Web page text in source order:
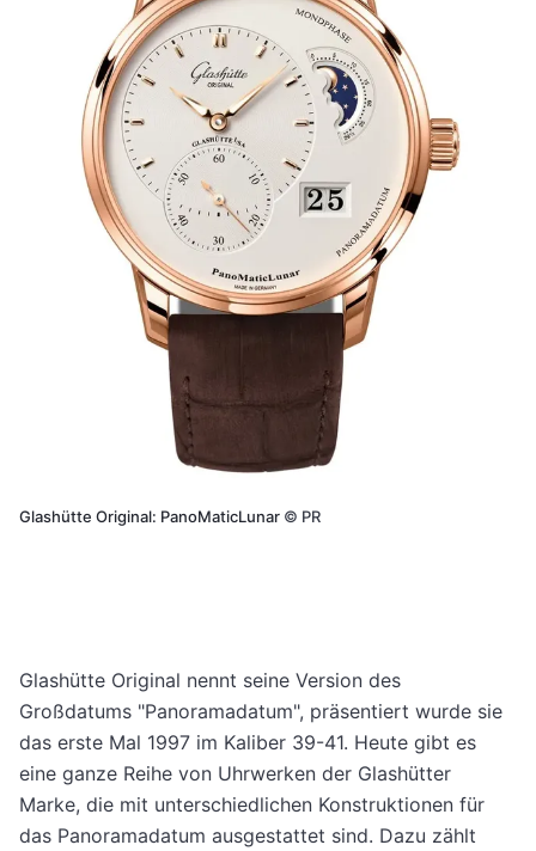
Glashütte Original: PanoMaticLunar © PR
Glashütte Original nennt seine Version des
Großdatums "Panoramadatum", präsentiert wurde sie
das erste Mal 1997 im Kaliber 39-41. Heute gibt es
eine ganze Reihe von Uhrwerken der Glashütter
Marke, die mit unterschiedlichen Konstruktionen für
das Panoramadatum ausgestattet sind. Dazu zählt